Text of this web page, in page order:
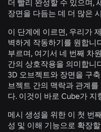
더 빨리 완성할 수 있으며,
장면을 다듬는 데 더 많은
이 단계에 이르면, 우리가
벽하게 작동하기를 원합니
부르며, 여기서 네 번째 차
간의 상호작용을 의미합니
3D 오브젝트와 장면을 구
브젝트 간의 맥락과 관계
다. 이것이 바로 Cube가 지
메시 생성을 위한 이 첫 번
성 및 이해 기능으로 확장